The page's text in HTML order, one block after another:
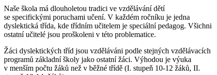
Naše škola má dlouholetou tradici ve vzdělávání dětí
se specifickými poruchami učení. V každém ročníku je jedna
dyslektická třída, kde třídním učitelem je speciální pedagog. Všichni
ostatní učitelé jsou proškoleni v této problematice.
Žáci dyslektických tříd jsou vzděláváni podle stejných vzdělávacích
programů základní školy jako ostatní žáci. Výhodou je výuka
v menším počtu žáků než v běžné třídě (I. stupeň 10-12 žáků, II.